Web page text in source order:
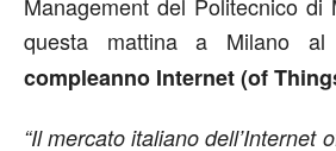
questa mattina a Milano al
compleanno Internet (of
“Il mercato italiano dell’Internet